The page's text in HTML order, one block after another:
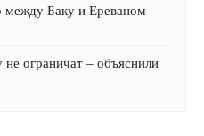
между Баку и Ереваном
ограничат – объяснили